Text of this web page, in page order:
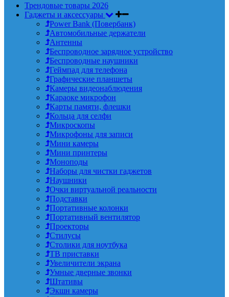
Трендовые товары 2026
Гаджеты и аксессуары
Power Bank (Повербанк)
Автомобильные держатели
Антенны
Беспроводное зарядное устройство
Беспроводные наушники
Геймпад для телефона
Графические планшеты
Камеры видеонаблюдения
Караоке микрофон
Карты памяти, флешки
Кольца для селфи
Микроскопы
Микрофоны для записи
Мини камеры
Мини принтеры
Моноподы
Наборы для чистки гаджетов
Наушники
Очки виртуальной реальности
Подставки
Портативные колонки
Портативный вентилятор
Проекторы
Стилусы
Столики для ноутбука
ТВ приставки
Увеличители экрана
Умные дверные звонки
Штативы
Экшн камеры